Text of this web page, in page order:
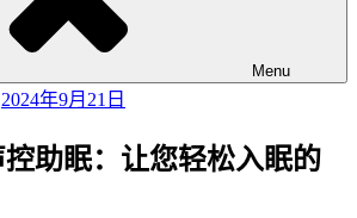
Menu
2024年9月21日
控助眠：让您轻松入眠的